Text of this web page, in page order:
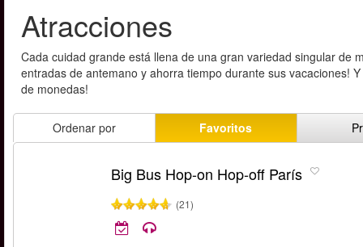
Atracciones
Cada cuidad grande está llena de una gran variedad singular de
entradas de antemano y ahorra tiempo durante sus vacaciones!
de monedas!
Ordenar por Favoritos
Big Bus Hop-on Hop-off París
(21)